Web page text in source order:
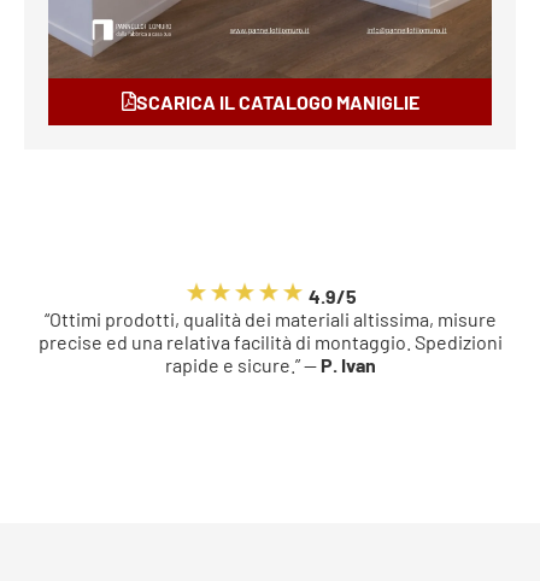
SCARICA IL CATALOGO MANIGLIE
4.9/5
“Ottimi prodotti, qualità dei materiali altissima, misure
precise ed una relativa facilità di montaggio. Spedizioni
rapide e sicure.” — P. Ivan